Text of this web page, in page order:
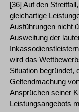
[36] Auf den
gleichartige
Ausführungen nicht
Ausweitung der
wird das
Situation begründet,
Geltendmachung
Ansprüchen seiner
Leistungsangebots